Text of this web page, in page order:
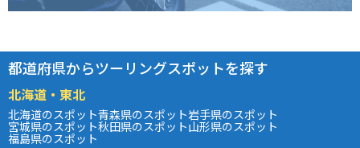
都道府県からツーリングスポットを探す
北海道・東北
北海道のスポット青森県のスポット岩手県のスポット
宮城県のスポット秋田県のスポット山形県のスポット
福島県のスポット